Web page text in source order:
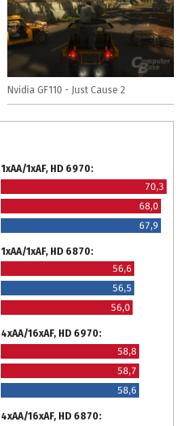
Nvidia GF110 - Just Cause 2
1xAA/1xAF, HD 6970:
70,3
68,0
67,9
1xAA/1xAF, HD 6870:
56,6
56,5
56,0
4xAA/16xAF, HD 6970:
58,8
58,7
58,6
4xAA/16xAF, HD 6870: